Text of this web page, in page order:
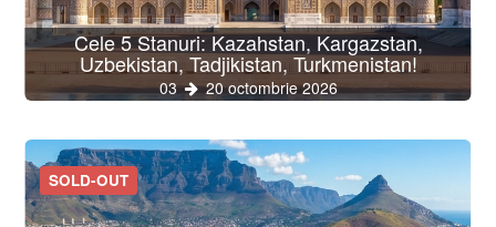
Cele 5 Stanuri: Kazahstan, Kargazstan,
Uzbekistan, Tadjikistan, Turkmenistan!
03 20 octombrie 2026
SOLD-OUT